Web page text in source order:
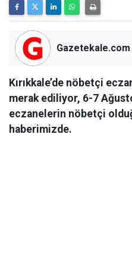
Gazetekale.com
Kırıkkale’de nöbetçi
merak ediliyor, 6-7
eczanelerin nöbetçi
haberimizde.